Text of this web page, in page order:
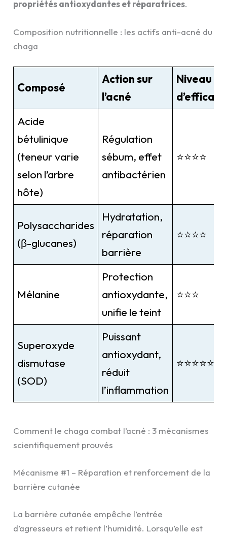
propriétés antioxydantes et réparatrices.
Composition nutritionnelle : les actifs anti-acné du
chaga
Composé
Action sur
l’acné
Niveau
Acide
bétulinique
(teneur varie
selon l’arbre
hôte)
Régulation
sébum, effet
antibactérien
⭐⭐⭐⭐
Polysaccharides
(β-glucanes)
Hydratation,
réparation
barrière
⭐⭐⭐⭐
Mélanine
Protection
antioxydante,
unifie le teint
⭐⭐⭐
Superoxyde
dismutase
(SOD)
Puissant
antioxydant,
réduit
l’inflammation
⭐⭐⭐⭐⭐
Comment le chaga combat l’acné : 3 mécanismes
scientifiquement prouvés
Mécanisme #1 – Réparation et renforcement de la
barrière cutanée
La barrière cutanée empêche l’entrée
d’agresseurs et retient l’humidité. Lorsqu’elle est